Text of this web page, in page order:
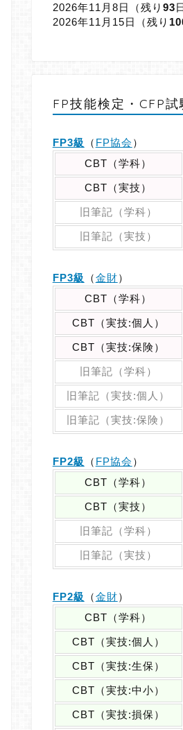
2026年11月8日（残り 93
2026年11月15日（残り
FP技能検定・CFP
FP3級 （ FP協会 ）
CBT（学科）
CBT（実技）
旧筆記（学科）
旧筆記（実技）
FP3級 （金財）
CBT（学科）
CBT（実技:個人）
CBT（実技:保険）
旧筆記（学科）
旧筆記（実技:個人）
旧筆記（実技:保険）
FP2級 （ FP協会 ）
CBT（学科）
CBT（実技）
旧筆記（学科）
旧筆記（実技）
FP2級 （金財）
CBT（学科）
CBT（実技:個人）
CBT（実技:生保）
CBT（実技:中小）
CBT（実技:損保）